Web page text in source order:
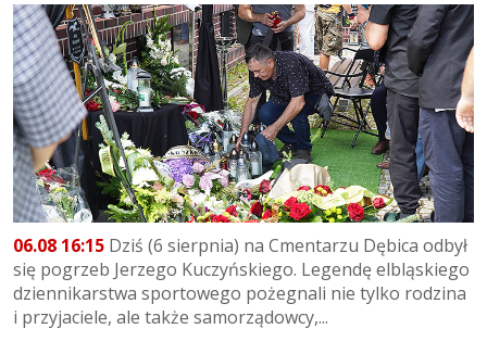
06.08 16:15 Dziś (6 sierpnia) na Cmentarzu Dębica odbył
się pogrzeb Jerzego Kuczyńskiego. Legendę elbląskiego
dziennikarstwa sportowego pożegnali nie tylko rodzina
i przyjaciele, ale także samorządowcy,...